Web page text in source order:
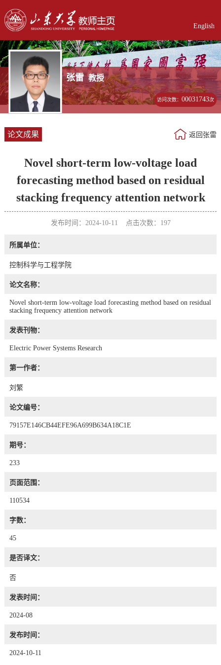
English
张雷 教授
访问次数：00031743次
论文成果 返回张雷
Novel short-term low-voltage load
forecasting method based on residual
stacking frequency attention network
发布时间：2024-10-11 点击次数： 197
所属单位：
控制科学与工程学院
论文名称：
Novel short-term low-voltage load forecasting method based on residual
stacking frequency attention network
发表刊物：
Electric Power Systems Research
第一作者：
刘繁
论文编号：
79157E146CB44EFE96A699B634A18C1E
期号：
233
页面范围：
110534
字数：
45
是否译文：
否
发表时间：
2024-08
发布时间：
2024-10-11